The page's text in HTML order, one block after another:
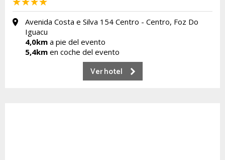
Avenida Costa e Silva 154 Centro - Centro, Foz Do
Iguacu
4,0km a pie del evento
5,4km en coche del evento
Ver hotel